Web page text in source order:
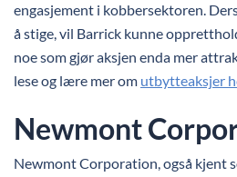
engasjement i kobbersektoren.
å stige, vil Barrick kunne
noe som gjør aksjen enda mer
lese og lære mer om utbytteaksjer
Newmont
Newmont Corporation, også kjent